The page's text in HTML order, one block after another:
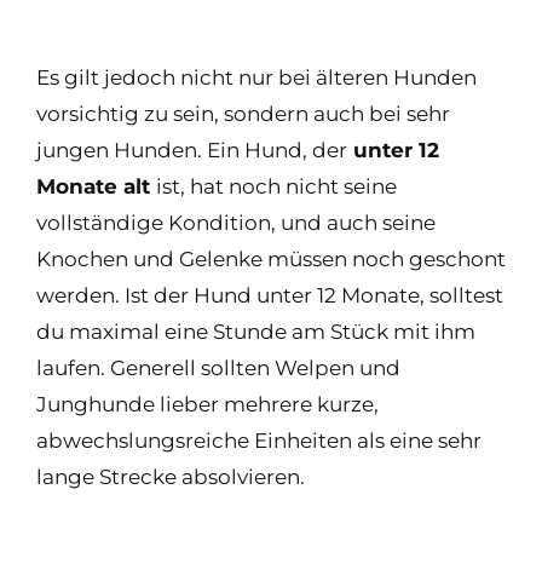
Es gilt jedoch nicht nur bei älteren Hunden
vorsichtig zu sein, sondern auch bei sehr
jungen Hunden. Ein Hund, der unter 12
Monate alt ist, hat noch nicht seine
vollständige Kondition, und auch seine
Knochen und Gelenke müssen noch geschont
werden. Ist der Hund unter 12 Monate, solltest
du maximal eine Stunde am Stück mit ihm
laufen. Generell sollten Welpen und
Junghunde lieber mehrere kurze,
abwechslungsreiche Einheiten als eine sehr
lange Strecke absolvieren.